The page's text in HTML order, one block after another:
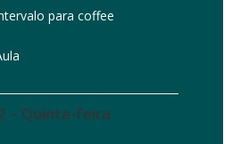
para coffee
– Quinta-feira